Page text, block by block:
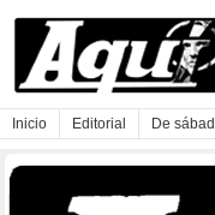
Inicio Editorial De